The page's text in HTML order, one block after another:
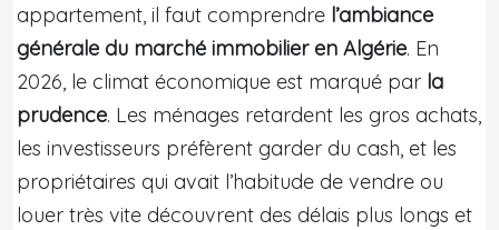
appartement, il faut comprendre l’ambiance
générale du marché immobilier en Algérie. En
2026, le climat économique est marqué par la
prudence. Les ménages retardent les gros achats,
les investisseurs préfèrent garder du cash, et les
propriétaires qui avait l’habitude de vendre ou
louer très vite découvrent des délais plus longs et